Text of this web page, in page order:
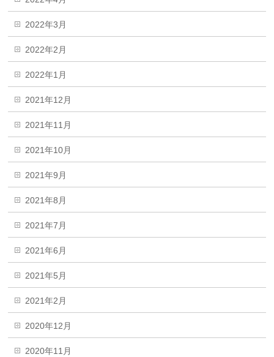
2022年3月
2022年2月
2022年1月
2021年12月
2021年11月
2021年10月
2021年9月
2021年8月
2021年7月
2021年6月
2021年5月
2021年2月
2020年12月
2020年11月